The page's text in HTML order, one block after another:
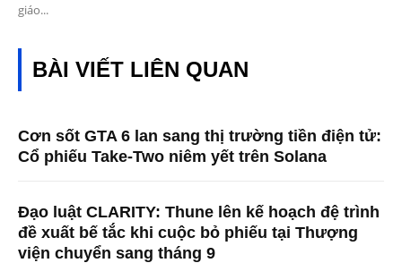
giáo...
BÀI VIẾT LIÊN QUAN
Cơn sốt GTA 6 lan sang thị trường tiền điện tử:
Cổ phiếu Take-Two niêm yết trên Solana
Đạo luật CLARITY: Thune lên kế hoạch đệ trình
đề xuất bế tắc khi cuộc bỏ phiếu tại Thượng
viện chuyển sang tháng 9